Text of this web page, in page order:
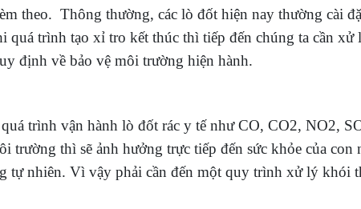
theo. Thông thường, các lò đốt hiện nay thường cài
trình tạo xỉ tro kết thúc thì tiếp đến chúng ta cần xử
định về bảo vệ môi trường hiện hành.
trình vận hành lò đốt rác y tế như CO, CO2, NO2,
trường thì sẽ ảnh hưởng trực tiếp đến sức khỏe của con
tự nhiên. Vì vậy phải cần đến một quy trình xử lý khói